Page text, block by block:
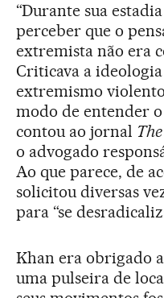
“Durante sua
perceber que o
extremista não era
Criticava a
extremismo
modo de entender
contou ao jornal
o advogado
Ao que parece, de
solicitou diversas
para “se
Khan era obrigado
uma pulseira de